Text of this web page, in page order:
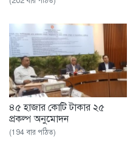
৪৫ হাজার কোটি টাকার ২৫
প্রকল্প অনুমোদন
(194 বার পঠিত)